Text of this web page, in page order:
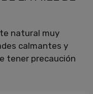
natural muy
calmantes y
tener precaución